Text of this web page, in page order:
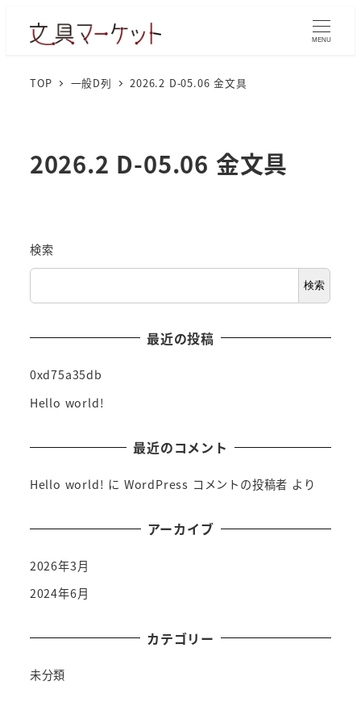
MENU
TOP 一般D列 2026.2 D-05.06 金文具
2026.2 D-05.06 金文具
検索
検索
最近の投稿
0xd75a35db
Hello world!
最近のコメント
Hello world! に WordPress コメントの投稿者 より
アーカイブ
2026年3月
2024年6月
カテゴリー
未分類